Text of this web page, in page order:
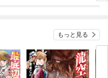
もっと見る